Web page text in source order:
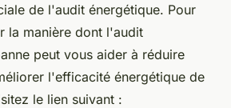
de l'audit énergétique. Pour
la manière dont l'audit
peut vous aider à réduire
l'efficacité énergétique de
le lien suivant :